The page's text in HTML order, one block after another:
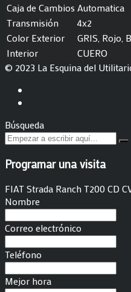
Caja de Cambios Automatica
Transmisión
4x2
Color Exterior
GRIS, Rojo,
Interior
CUERO
© 2023 La Esquina del
Búsqueda
Programar una visita
FIAT Strada Ranch T200 CD
Nombre
Correo electrónico
Teléfono
Mejor hora